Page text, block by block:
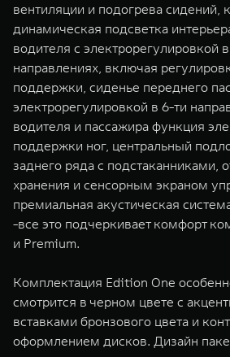
вентиляции и подогрева сидений,
динамическая подсветка
водителя с электрорегулировкой
направлениях, включая
поддержки, сиденье переднего
электрорегулировкой в 6-ти
водителя и пассажира функция
поддержки ног, центральный
заднего ряда с подстаканниками,
хранения и сенсорным экраном
премиальная акустическая
-все это подчеркивает комфорт
и Premium.
Комплектация Edition One
смотрится в черном цвете с
вставками бронзового цвета и
оформлением дисков. Дизайн